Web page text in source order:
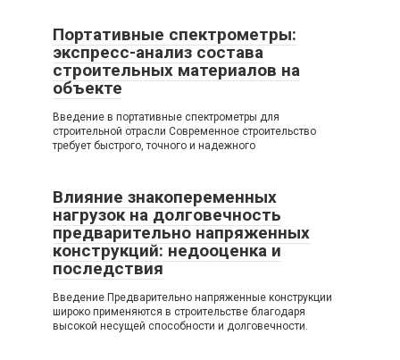
Портативные спектрометры:
экспресс-анализ состава
строительных материалов на
объекте
Введение в портативные спектрометры для
строительной отрасли Современное строительство
требует быстрого, точного и надежного
Влияние знакопеременных
нагрузок на долговечность
предварительно напряженных
конструкций: недооценка и
последствия
Введение Предварительно напряженные конструкции
широко применяются в строительстве благодаря
высокой несущей способности и долговечности.